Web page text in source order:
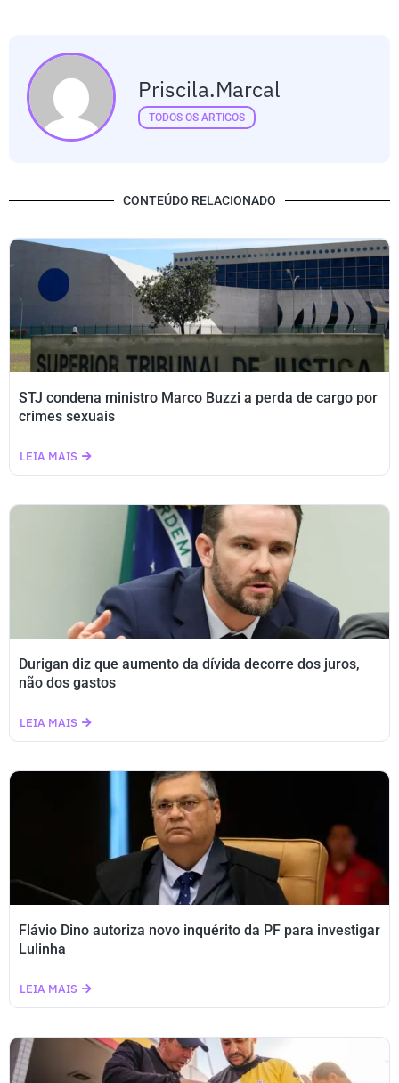
Priscila.marcal
TODOS OS ARTIGOS
CONTEÚDO RELACIONADO
STJ condena ministro Marco Buzzi a perda de cargo por
crimes sexuais
LEIA MAIS
Durigan diz que aumento da dívida decorre dos juros,
não dos gastos
LEIA MAIS
Flávio Dino autoriza novo inquérito da PF para investigar
Lulinha
LEIA MAIS